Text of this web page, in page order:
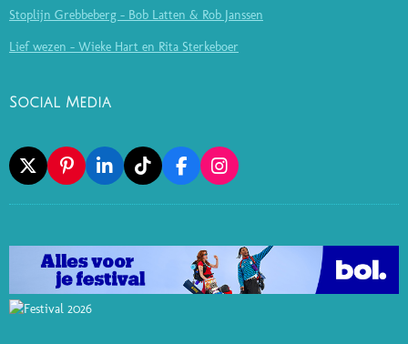
Stoplijn Grebbeberg - Bob Latten & Rob Janssen
Lief wezen - Wieke Hart en Rita Sterkeboer
Social Media
X
P
I
N
E
R
E
S
T
L
I
N
E
D
I
N
T
I
K
O
F
A
C
B
O
K
I
N
S
A
G
A